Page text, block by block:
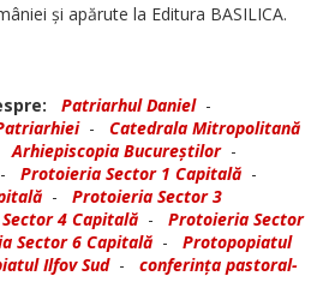
și apărute la Editura BASILICA.
Patriarhul Daniel-
- Catedrala Mitropolitană
Arhiepiscopia Bucureștilor-
Protoieria Sector 1 Capitală -
- Protoieria Sector 3
4 Capitală - Protoieria Sector
Sector 6 Capitală - Protopopiatul
Ilfov Sud- conferința pastoral-